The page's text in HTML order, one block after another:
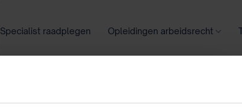
Specialist raadplegen Opleidingen arbeidsrecht